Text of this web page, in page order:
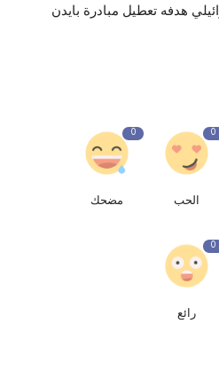
هدفه تعطيل مبادرة بايدن
0
الحب
0
مضحك
0
رائع